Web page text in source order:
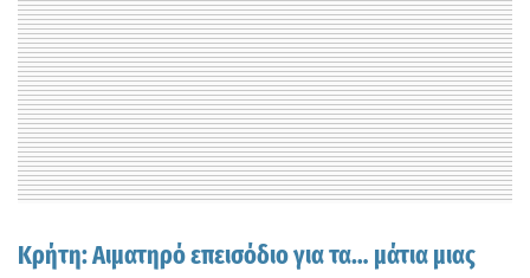
Κρήτη: Αιματηρό επεισόδιο για τα… μάτια μιας